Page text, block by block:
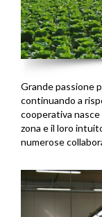
Grande passione
continuando a
cooperativa nasce
zona e il loro
numerose